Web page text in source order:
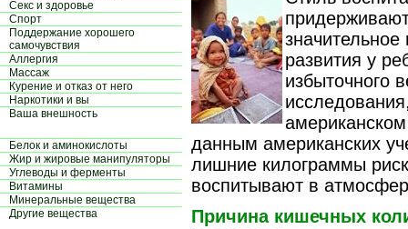
Секс и здоровье
Спорт
Поддержание хорошего
самочувствия
Аллергия
Массаж
Курение и отказ от него
Наркотики и вы
Ваша внешность
Белок и аминокислоты
Жир и жировые манипуляторы
Углеводы и ферменты
Витамины
Минеральные вещества
Другие вещества
развития у
избыточного
данным американских
лишние килограммы
воспитывают в
Причина кишечных